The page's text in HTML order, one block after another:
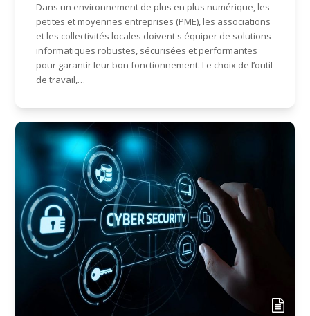
Dans un environnement de plus en plus numérique, les
petites et moyennes entreprises (PME), les associations
et les collectivités locales doivent s'équiper de solutions
informatiques robustes, sécurisées et performantes
pour garantir leur bon fonctionnement. Le choix de l’outil
de travail,…